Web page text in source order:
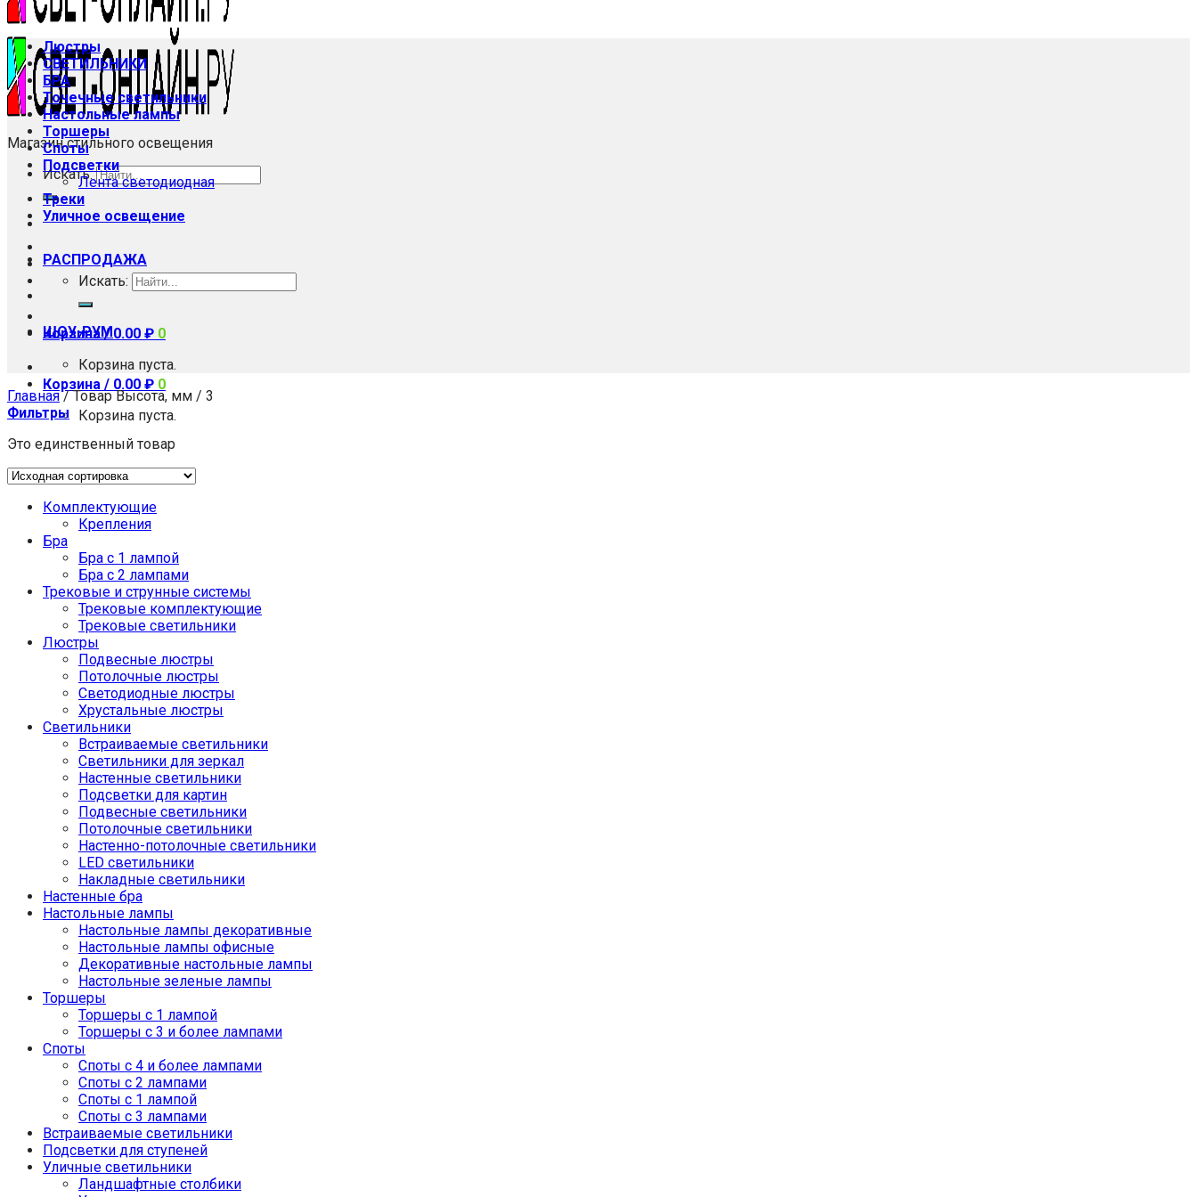
Магазин стильного освещения
Искать:
РАСПРОДАЖА
ШОУ-РУМ
Корзина / 0.00 ₽ 0
Корзина пуста.
Люстры
СВЕТИЛЬНИКИ
БРА
Точечные светильники
Настольные лампы
Торшеры
Споты
Подсветки
Лента светодиодная
Треки
Уличное освещение
Искать:
Корзина /0.00 ₽ 0
Корзина пуста.
Главная /Товар Высота, мм / 3
Фильтры
Это единственный товар
Комплектующие
Крепления
Бра
Бра с 1 лампой
Бра с 2 лампами
Трековые и струнные системы
Трековые комплектующие
Трековые светильники
Люстры
Подвесные люстры
Потолочные люстры
Светодиодные люстры
Хрустальные люстры
Светильники
Встраиваемые светильники
Светильники для зеркал
Настенные светильники
Подсветки для картин
Подвесные светильники
Потолочные светильники
Настенно-потолочные светильники
LED светильники
Накладные светильники
Настенные бра
Настольные лампы
Настольные лампы декоративные
Настольные лампы офисные
Декоративные настольные лампы
Настольные зеленые лампы
Торшеры
Торшеры с 1 лампой
Торшеры с 3 и более лампами
Споты
Споты с 4 и более лампами
Споты с 2 лампами
Споты с 1 лампой
Споты с 3 лампами
Встраиваемые светильники
Подсветки для ступеней
Уличные светильники
Ландшафтные столбики